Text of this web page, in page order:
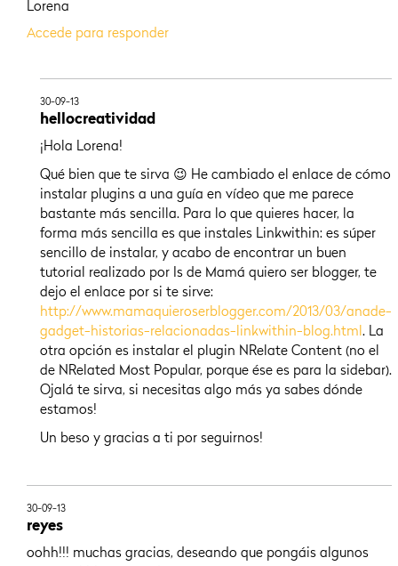
Lorena
Accede para responder
30-09-13
hellocreatividad
¡Hola Lorena!
Qué bien que te sirva 😉 He cambiado el enlace de cómo
instalar plugins a una guía en vídeo que me parece
bastante más sencilla. Para lo que quieres hacer, la
forma más sencilla es que instales Linkwithin: es súper
sencillo de instalar, y acabo de encontrar un buen
tutorial realizado por Is de Mamá quiero ser blogger, te
dejo el enlace por si te sirve:
http://www.mamaquieroserblogger.com/2013/03/anade-
gadget-historias-relacionadas-linkwithin-blog.html. La
otra opción es instalar el plugin NRelate Content (no el
de NRelated Most Popular, porque ése es para la sidebar).
Ojalá te sirva, si necesitas algo más ya sabes dónde
estamos!
Un beso y gracias a ti por seguirnos!
30-09-13
reyes
oohh!!! muchas gracias, deseando que pongáis algunos